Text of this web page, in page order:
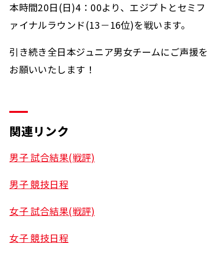
本時間20日(日)4：00より、エジプトとセミフ
ァイナルラウンド(13－16位)を戦います。
引き続き全日本ジュニア男女チームにご声援を
お願いいたします！
関連リンク
男子 試合結果(戦評)
男子 競技日程
女子 試合結果(戦評)
女子 競技日程